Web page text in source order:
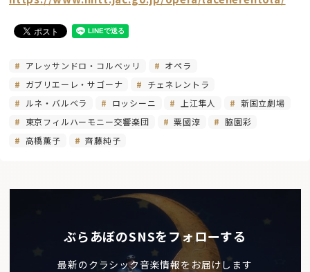
アレッサンドロ・コルベッリ
オペラ
ガブリエーレ・サゴーナ
チェネレントラ
ルネ・バルベラ
ロッシーニ 上江隼人
新国立劇場
東京フィルハーモニー交響楽団
粟國淳
脇園彩
高橋薫子
齊藤純子
ぶらあぼのSNSをフォローする
最新のクラシック音楽情報をお届けします